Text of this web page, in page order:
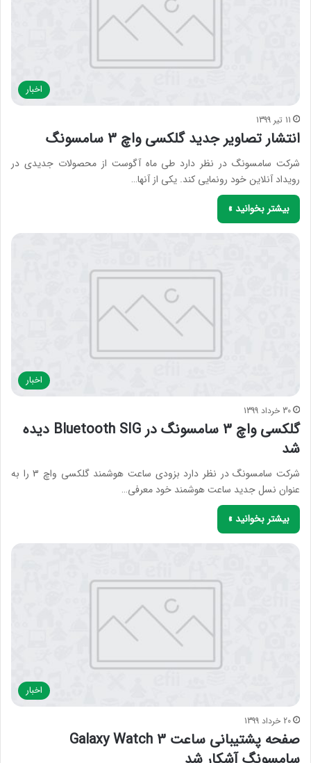
اخبار
11 تیر 1399
انتشار تصاویر جدید گلکسی واچ 3 سامسونگ
شرکت سامسونگ در نظر دارد طی ماه آگوست از محصولات جدیدی در
رویداد آنلاین خود رونمایی کند. یکی از آنها…
بیشتر بخوانید »
اخبار
30 خرداد 1399
گلکسی واچ 3 سامسونگ در Bluetooth SIG دیده
شد
شرکت سامسونگ در نظر دارد بزودی ساعت هوشمند گلکسی واچ 3 را به
عنوان نسل جدید ساعت هوشمند خود معرفی…
بیشتر بخوانید »
اخبار
20 خرداد 1399
صفحه پشتیبانی ساعت Galaxy Watch 3